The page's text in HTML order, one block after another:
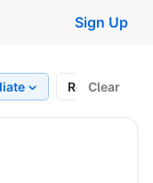
Sign Up
Region
Clear